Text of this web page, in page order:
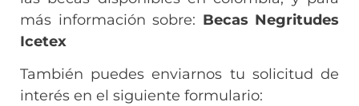
más información sobre: Becas Negritudes
Icetex
También puedes enviarnos tu solicitud de
interés en el siguiente formulario: